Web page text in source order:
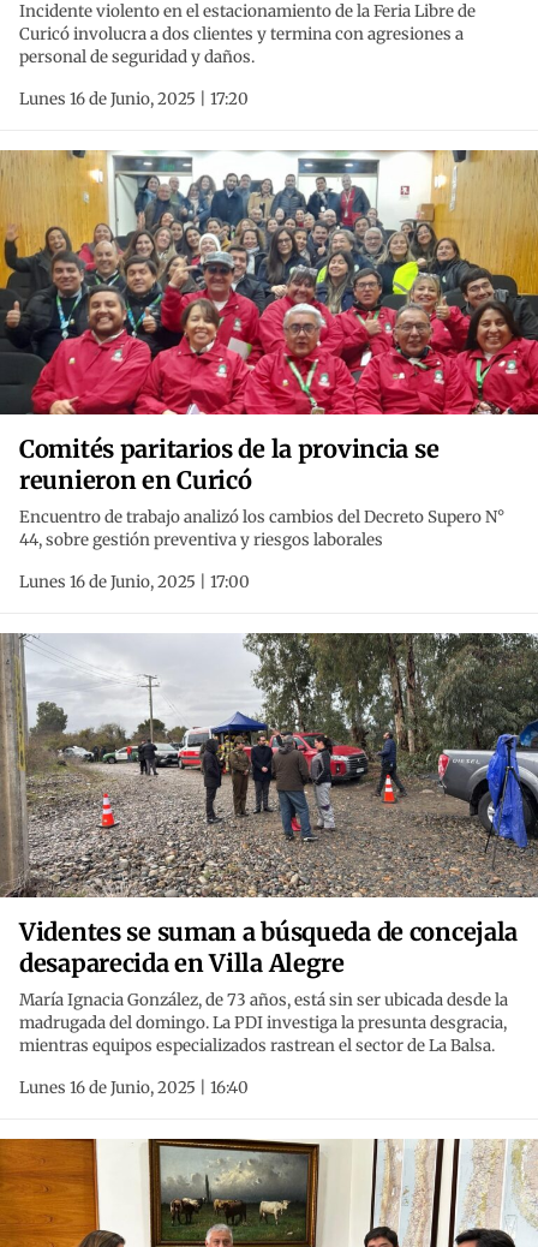
Incidente violento en el estacionamiento de la Feria Libre de
Curicó involucra a dos clientes y termina con agresiones a
personal de seguridad y daños.
Lunes 16 de Junio, 2025 | 17:20
Comités paritarios de la provincia se
reunieron en Curicó
Encuentro de trabajo analizó los cambios del Decreto Supero N°
44, sobre gestión preventiva y riesgos laborales
Lunes 16 de Junio, 2025 | 17:00
Videntes se suman a búsqueda de concejala
desaparecida en Villa Alegre
María Ignacia González, de 73 años, está sin ser ubicada desde la
madrugada del domingo. La PDI investiga la presunta desgracia,
mientras equipos especializados rastrean el sector de La Balsa.
Lunes 16 de Junio, 2025 | 16:40